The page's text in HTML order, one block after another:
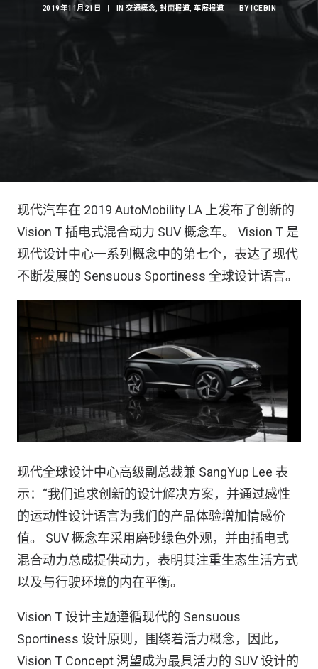
2019年11月21日 IN交通概念 ,封面报道 ,车展报道 BY ICEBIN
现代汽车在 2019 AutoMobility LA 上发布了创新的
Vision T 插电式混合动力 SUV 概念车。 Vision T 是
现代设计中心一系列概念中的第七个，表达了现代
不断发展的 Sensuous Sportiness 全球设计语言。
现代全球设计中心高级副总裁兼 SangYup Lee 表
示：“我们追求创新的设计解决方案，并通过感性
的运动性设计语言为我们的产品体验增加情感价
值。 SUV 概念车采用磨砂绿色外观，并由插电式
混合动力总成提供动力，表明其注重生态生活方式
以及与行驶环境的内在平衡。
Vision T 设计主题遵循现代的 Sensuous
Sportiness 设计原则，围绕着活力概念，因此，
Vision T Concept 渴望成为最具活力的 SUV 设计的